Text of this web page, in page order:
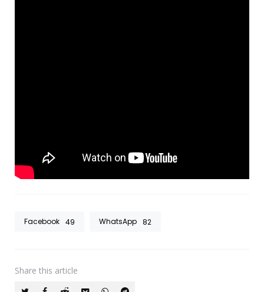
Facebook 49 WhatsApp 82
Share this article